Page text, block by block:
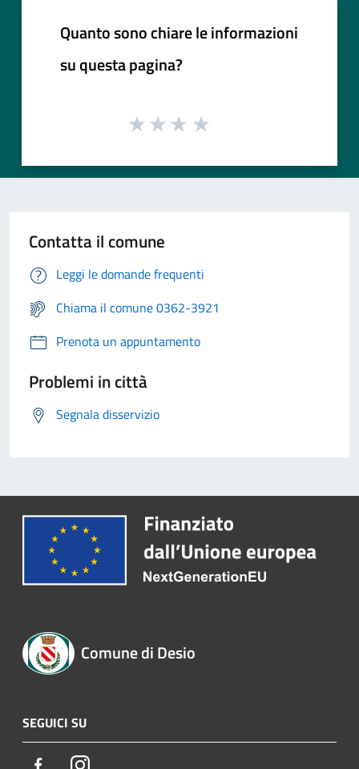
Quanto sono chiare le informazioni
su questa pagina?
Contatta il comune
Leggi le domande frequenti
Chiama il comune 0362-3921
Prenota un appuntamento
Problemi in città
Segnala disservizio
Comune di Desio
SEGUICI SU
FacebookInstagram